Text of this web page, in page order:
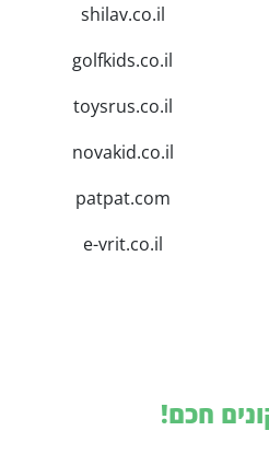
shilav.co.il
golfkids.co.il
toysrus.co.il
novakid.co.il
patpat.com
e-vrit.co.il
חכם!